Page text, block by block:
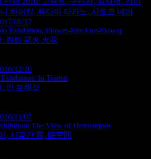
하이칼, 류다이 타카노, 사토코 네마
01/12
Exhibition: Flower-Fire Fire-Flower
화화 花火 火花
12/10
In Transit
인 트랜짓
11/07
The View of Heterotopos
, 시공간 異, 時空間